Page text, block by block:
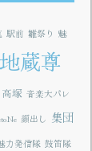
駅前 雛祭り 魅
蔵尊
高塚 音楽大パレ
顔出し 集団
力発信隊 鼓笛隊